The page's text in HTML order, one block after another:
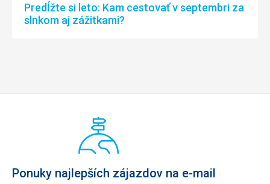
Predĺžte si leto: Kam cestovať v septembri za
slnkom aj zážitkami?
Ponuky najlepších zájazdov na e-mail